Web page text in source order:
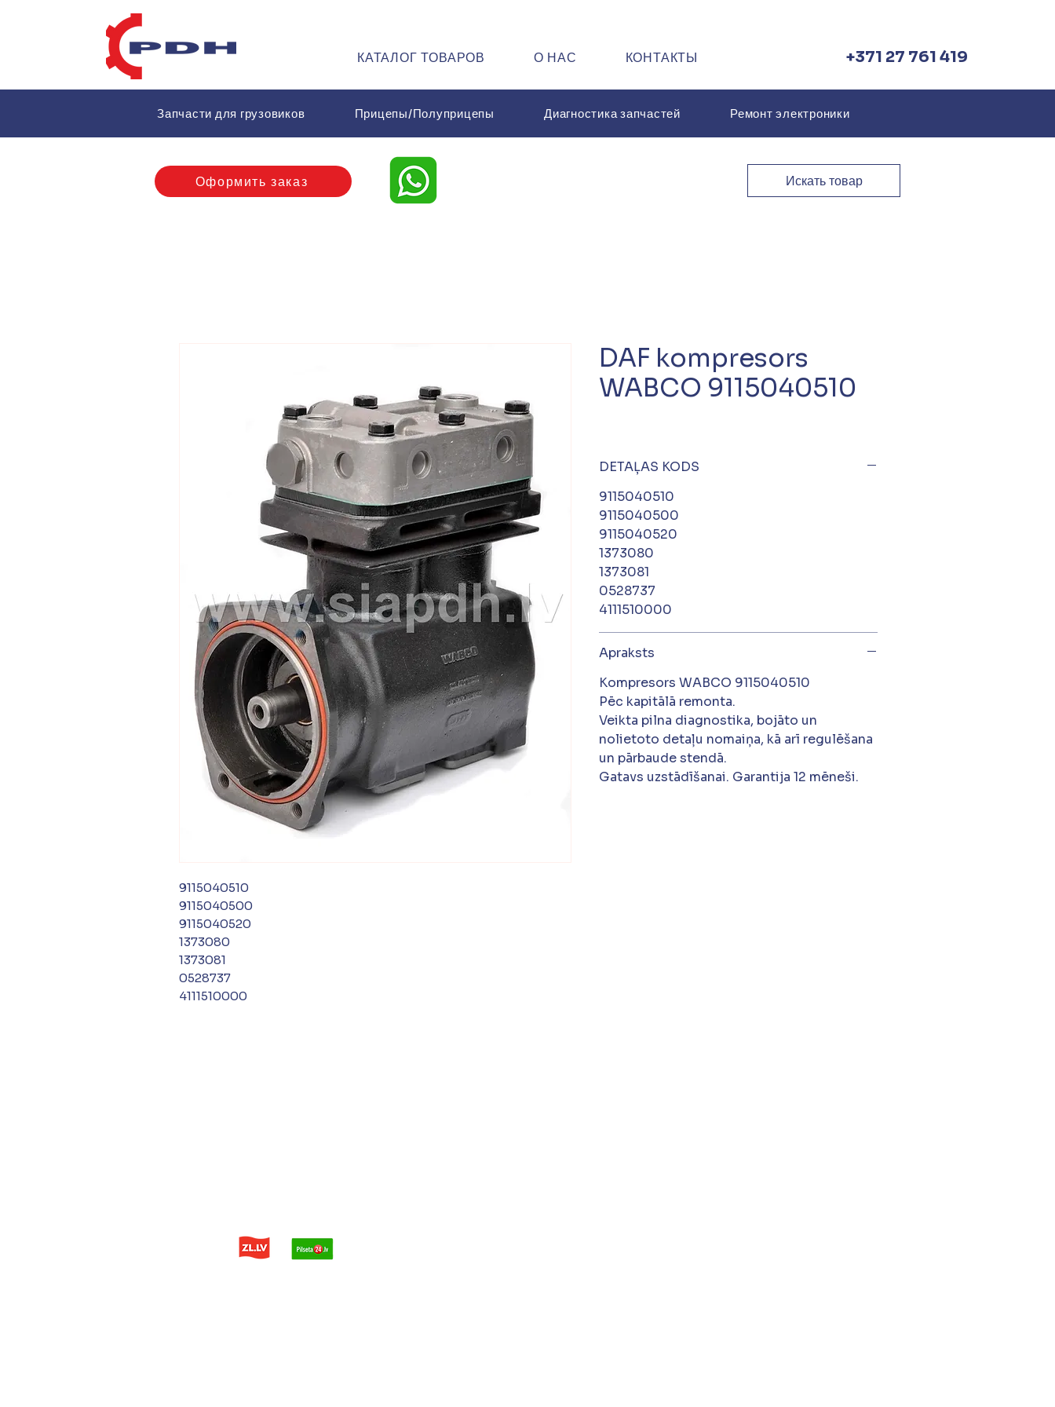
КАТАЛОГ ТОВАРОВ О НАС КОНТАКТЫ +371 27 761 419
Запчасти для грузовиков Прицепы/Полуприцепы Диагностика запчастей Ремонт электроники
Оформить заказ Искать товар
9115040510
9115040500
9115040520
1373080
1373081
0528737
4111510000
DAF kompresors
WABCO 9115040510
DETAĻAS KODS
9115040510
9115040500
9115040520
1373080
1373081
0528737
4111510000
Apraksts
Kompresors WABCO 9115040510
Pēc kapitālā remonta.
Veikta pilna diagnostika, bojāto un
nolietoto detaļu nomaiņa, kā arī regulēšana
un pārbaude stendā.
Gatavs uzstādīšanai. Garantija 12 mēneši.